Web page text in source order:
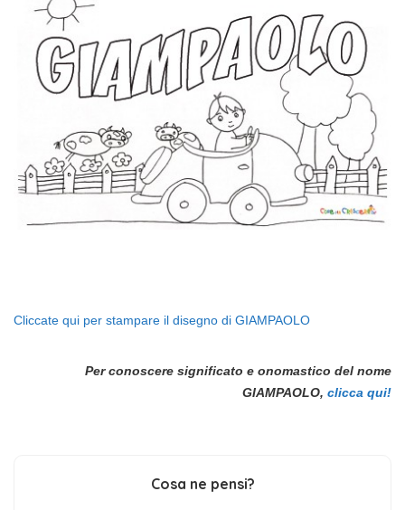
Cliccate qui per stampare il disegno di GIAMPAOLO
Per conoscere significato e onomastico del nome
GIAMPAOLO, clicca qui!
Cosa ne pensi?